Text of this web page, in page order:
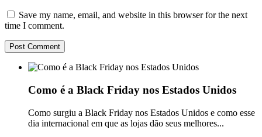
Save my name, email, and website in this browser for the next
time I comment.
Como é a Black Friday nos Estados Unidos
Como surgiu a Black Friday nos Estados Unidos e como esse
dia internacional em que as lojas dão seus melhores...